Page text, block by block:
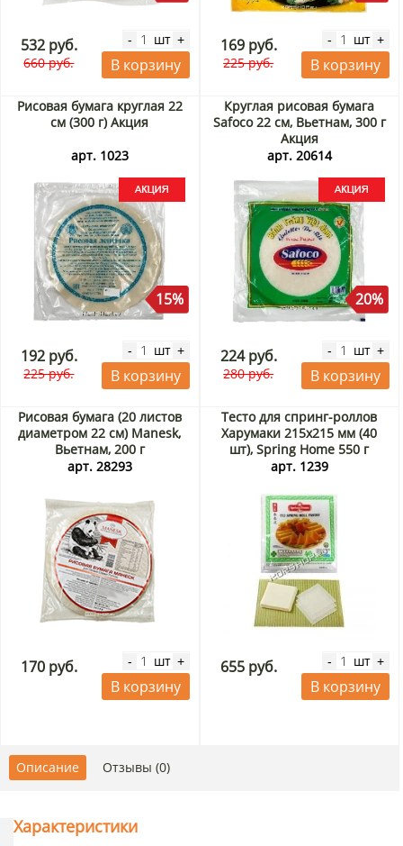
532 руб.
660 руб.
- шт +
В корзину
169 руб.
225 руб.
- шт +
В корзину
Рисовая бумага круглая 22
см (300 г) Акция
арт. 1023
15%
192 руб.
225 руб.
- шт +
В корзину
Круглая рисовая бумага
Safoco 22 см, Вьетнам, 300 г
Акция
арт. 20614
20%
224 руб.
280 руб.
- шт +
В корзину
Рисовая бумага (20 листов
диаметром 22 см) Manesk,
Вьетнам, 200 г
арт. 28293
170 руб. - шт +
В корзину
Тесто для спринг-роллов
Харумаки 215х215 мм (40
шт), Spring Home 550 г
арт. 1239
655 руб. - шт +
В корзину
Описание Отзывы (0)
Характеристики